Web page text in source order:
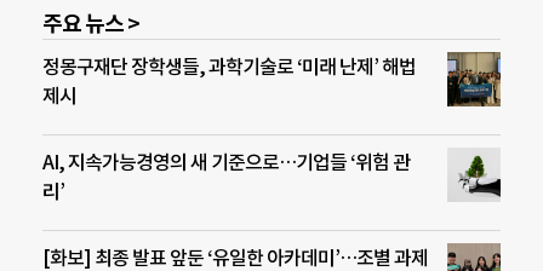
주요 뉴스 >
정몽구재단 장학생들, 과학기술로 ‘미래 난제’ 해법
제시
AI, 지속가능경영의 새 기준으로…기업들 ‘위험 관
리’
[화보] 최종 발표 앞둔 ‘유일한 아카데미’…조별 과제